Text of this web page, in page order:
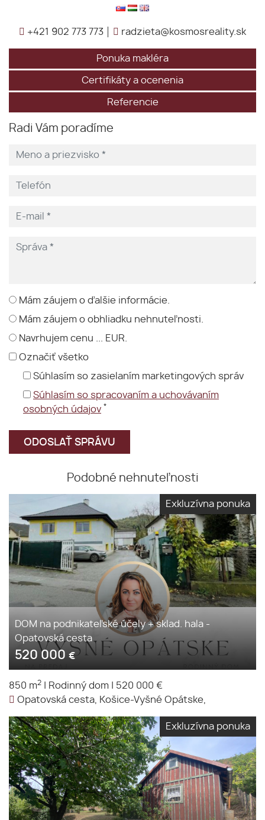
+421 902 773 773 radzieta@kosmosreality.sk
Ponuka makléra
Certifikáty a ocenenia
Referencie
Radi Vám poradíme
Mám záujem o ďalšie informácie.
Mám záujem o obhliadku nehnuteľnosti.
Navrhujem cenu ... EUR.
Označiť všetko
Súhlasím so zasielaním marketingových správ
Súhlasím so spracovaním a uchovávaním
osobných údajov *
Podobné nehnuteľnosti
Exkluzívna ponuka
DOM na podnikateľské účely + sklad. hala -
Opatovská cesta
520 000 €
850 m2 Rodinný dom
520 000 €
Opatovská cesta, Košice-Vyšné Opátske,
Exkluzívna ponuka